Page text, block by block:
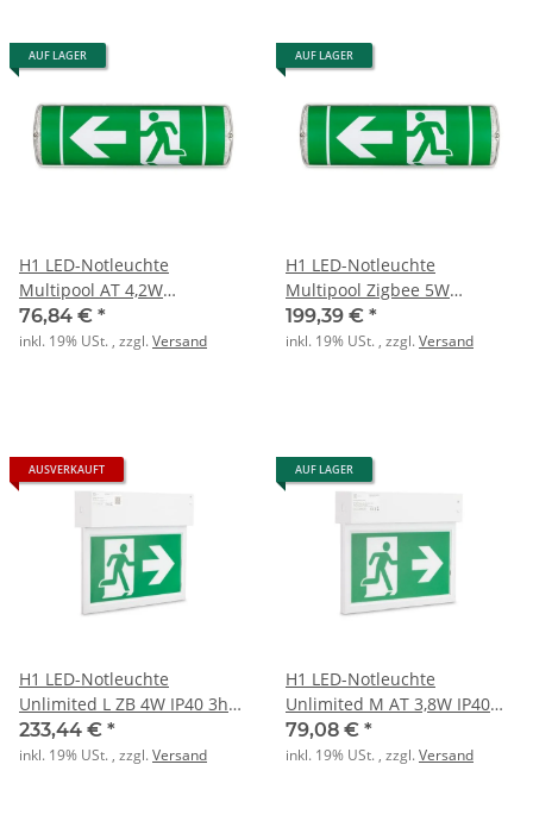
AUF LAGER
H1 LED-Notleuchte
Multipool AT 4,2W
6,4V/1,5Ah 24m 260lm
76,84 € *
inkl. 19% USt. , zzgl.Versand
AUF LAGER
H1 LED-Notleuchte
Multipool Zigbee 5W
3,2V/4,5Ah 24m 230lm
199,39 € *
inkl. 19% USt. , zzgl.Versand
AUSVERKAUFT
H1 LED-Notleuchte
Unlimited L ZB 4W IP40 3h
EKW 30m
233,44 € *
inkl. 19% USt. , zzgl.Versand
AUF LAGER
H1 LED-Notleuchte
Unlimited M AT 3,8W IP40
3h EKW 24m
79,08 € *
inkl. 19% USt. , zzgl.Versand